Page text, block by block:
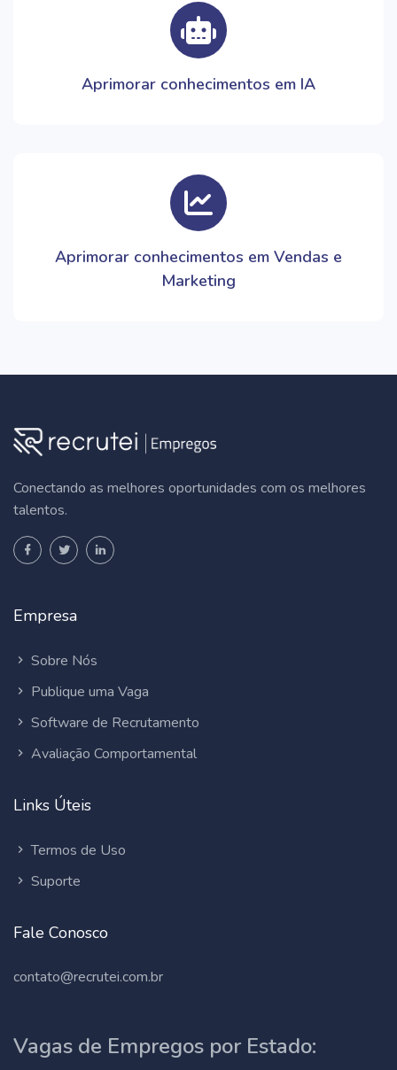
Aprimorar conhecimentos em IA
Aprimorar conhecimentos em Vendas e
Marketing
Conectando as melhores oportunidades com os melhores
talentos.
Empresa
Sobre Nós
Publique uma Vaga
Software de Recrutamento
Avaliação Comportamental
Links Úteis
Termos de Uso
Suporte
Fale Conosco
contato@recrutei.com.br
Vagas de Empregos por Estado: